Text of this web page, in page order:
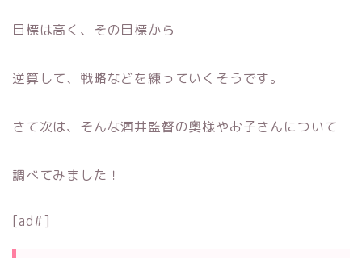
目標は高く、その目標から
逆算して、戦略などを練っていくそうです。
さて次は、そんな酒井監督の奥様やお子さんについて
調べてみました！
[ad#]